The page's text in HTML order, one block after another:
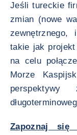
Jeśli tureckie
zmian (nowe
zewnętrznego,
takie jak
na celu
Morze
perspektywy
Zapoznaj